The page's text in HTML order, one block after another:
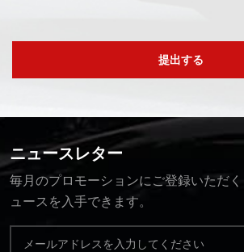
提出する
ニュースレター
毎月のプロモーションにご登録いただ
ュースを入手できます。